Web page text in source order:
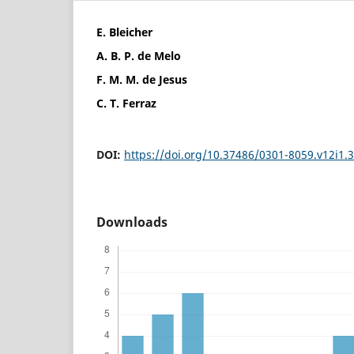
E. Bleicher
A. B. P. de Melo
F. M. M. de Jesus
C. T. Ferraz
DOI: https://doi.org/10.37486/0301-
Downloads